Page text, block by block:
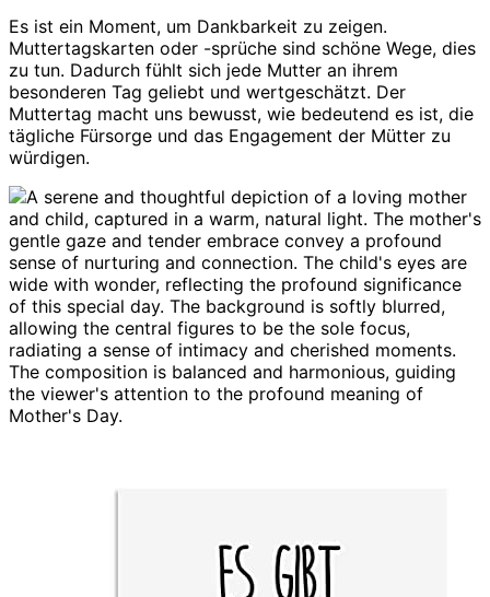
Es ist ein Moment, um Dankbarkeit zu zeigen.
Muttertagskarten oder -sprüche sind schöne Wege, dies
zu tun. Dadurch fühlt sich jede Mutter an ihrem
besonderen Tag geliebt und wertgeschätzt. Der
Muttertag macht uns bewusst, wie bedeutend es ist, die
tägliche Fürsorge und das Engagement der Mütter zu
würdigen.